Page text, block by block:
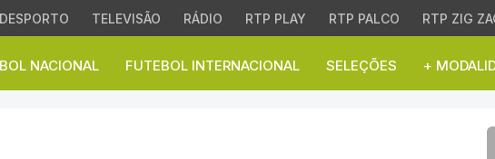
DESPORTO TELEVISÃO RÁDIO RTP PLAY RTP PALCO RTP ZIG
NACIONAL FUTEBOL INTERNACIONAL SELEÇÕES +
do Vitória de